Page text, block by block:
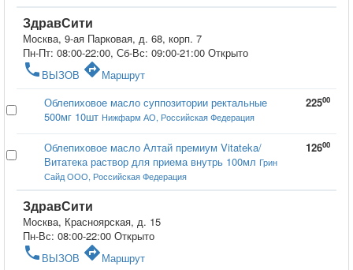
ЗдравСити
Москва, 9-ая Парковая, д. 68, корп. 7
Пн-Пт: 08:00-22:00, Сб-Вс: 09:00-21:00 Открыто
phone ВЫЗОВ directionsМаршрут
Облепиховое масло суппозитории ректальные
500мг 10шт Нижфарм АО, Российская Федерация
22500
Облепиховое масло Алтай премиум Vitateka/
Витатека раствор для приема внутрь 100мл Грин
Сайд ООО, Российская Федерация
12600
ЗдравСити
Москва, Красноярская, д. 15
Пн-Вс: 08:00-22:00 Открыто
phone ВЫЗОВ directionsМаршрут